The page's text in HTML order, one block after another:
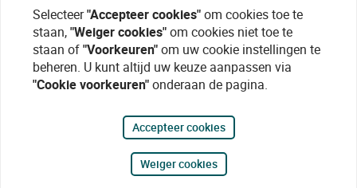
Selecteer"Accepteer cookies"om cookies toe te
staan,"Weiger cookies"om cookies niet toe te
staan of"Voorkeuren"om uw cookie instellingen te
beheren. U kunt altijd uw keuze aanpassen via
"Cookie voorkeuren"onderaan de pagina.
Accepteer cookies
Weiger cookies